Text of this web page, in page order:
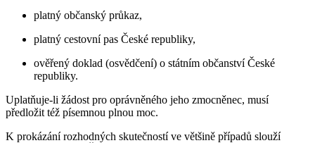
platný občanský průkaz,
platný cestovní pas České republiky,
ověřený doklad (osvědčení) o státním občanství České
republiky.
Uplatňuje-li žádost pro oprávněného jeho zmocněnec, musí
předložit též písemnou plnou moc.
K prokázání rozhodných skutečností ve většině případů slouží